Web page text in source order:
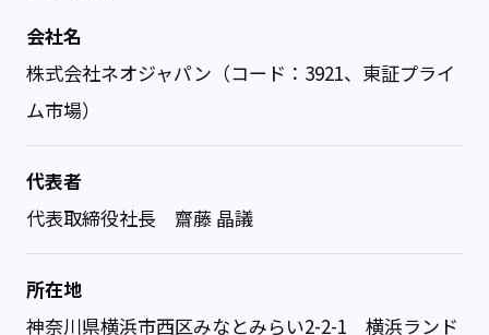
会社名
株式会社ネオジャパン（コード：3921、東証プライ
ム市場）
代表者
代表取締役社長 齋藤 晶議
所在地
神奈川県横浜市西区みなとみらい2-2-1 横浜ランド